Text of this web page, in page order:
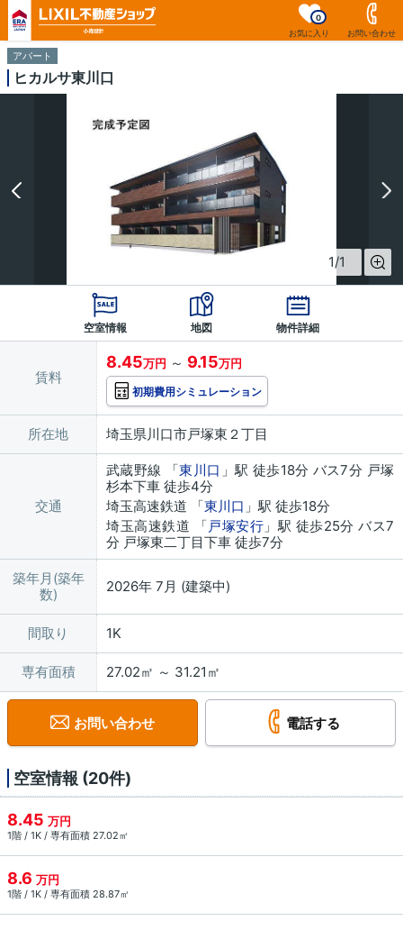
お気に入り
0
お問い合わせ
アパート
ヒカルサ東川口
1/1
空室情報 地図 物件詳細
賃料
8.45万円 ～ 9.15万円
初期費用シミュレーション
所在地 埼玉県川口市戸塚東２丁目
交通
武蔵野線 「東川口 」駅 徒歩18分 バス7分 戸塚
杉本下車 徒歩4分
埼玉高速鉄道 「東川口 」駅 徒歩18分
埼玉高速鉄道 「戸塚安行 」駅 徒歩25分 バス7
分 戸塚東二丁目下車 徒歩7分
築年月(築年
数)
2026年 7月 (建築中)
間取り 1K
専有面積 27.02㎡ ～ 31.21㎡
お問い合わせ 電話する
空室情報 (20件)
8.45 万円
1階 / 1K / 専有面積 27.02㎡
8.6 万円
1階 / 1K / 専有面積 28.87㎡